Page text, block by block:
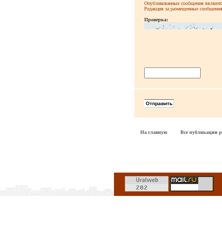
Опубликованные сообщения
Редакция за размещенные сообщения
Проверка:
На главную Все публикации